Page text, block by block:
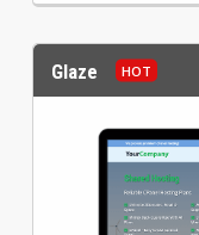
Glaze